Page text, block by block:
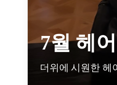
7월 헤
더위에 시원한 헤